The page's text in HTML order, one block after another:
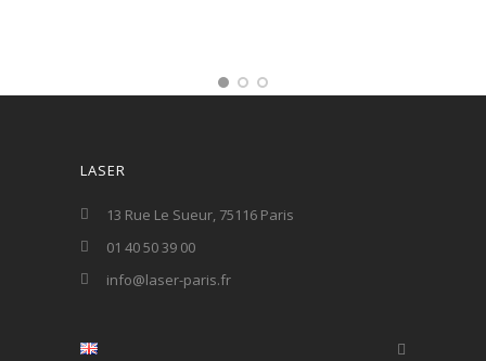
LASER
13 Rue Le Sueur, 75116 Paris
01 40 50 39 00
info@laser-paris.fr